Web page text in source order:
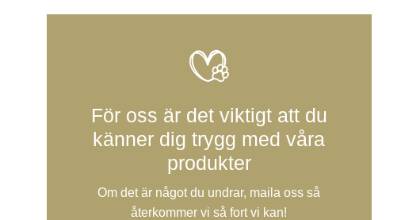
För oss är det viktigt att du
känner dig trygg med våra
produkter
Om det är något du undrar, maila oss så
återkommer vi så fort vi kan!